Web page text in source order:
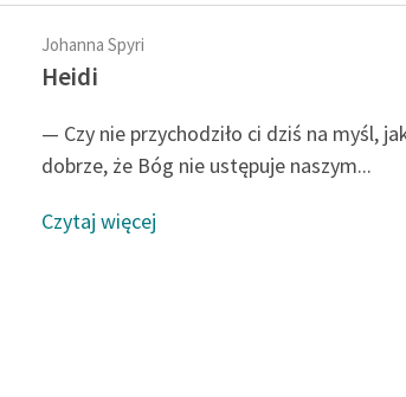
Johanna Spyri
Heidi
— Czy nie przychodziło ci dziś na myśl,
dobrze, że Bóg nie ustępuje naszym...
Czytaj więcej